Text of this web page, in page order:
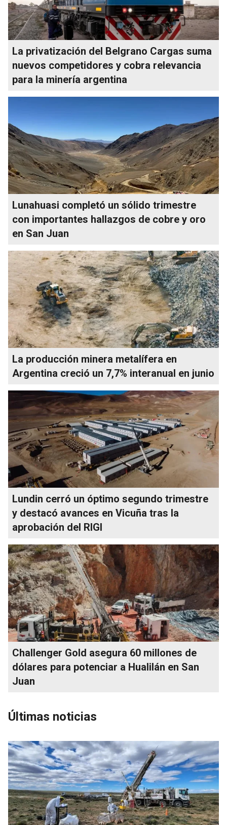
La privatización del Belgrano Cargas suma
nuevos competidores y cobra relevancia
para la minería argentina
Lunahuasi completó un sólido trimestre
con importantes hallazgos de cobre y oro
en San Juan
La producción minera metalífera en
Argentina creció un 7,7% interanual en junio
Lundin cerró un óptimo segundo trimestre
y destacó avances en Vicuña tras la
aprobación del RIGI
Challenger Gold asegura 60 millones de
dólares para potenciar a Hualilán en San
Juan
Últimas noticias